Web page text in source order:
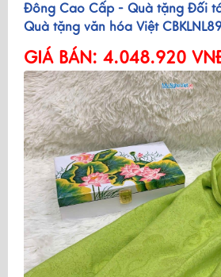
Đông Cao Cấp - Quà tặng Đối
Quà tặng văn hóa Việt
GIÁ BÁN: 4.048.920